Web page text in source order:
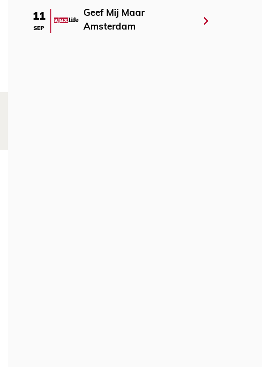
11
SEP
Geef Mij Maar
Amsterdam